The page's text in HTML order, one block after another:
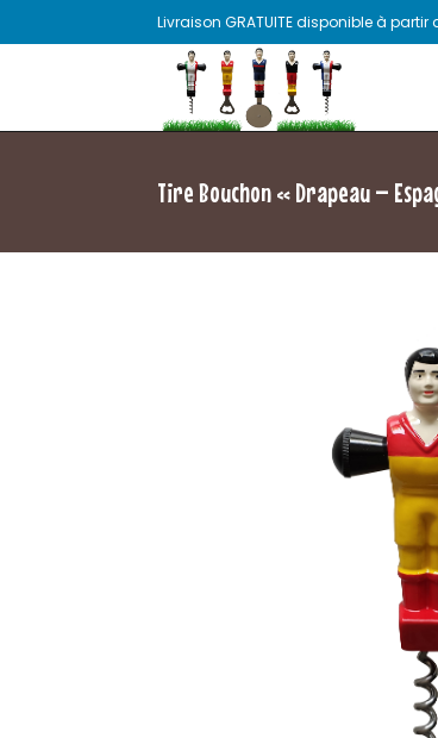
Livraison GRATUITE disponible à
Tire Bouchon « Drapeau –